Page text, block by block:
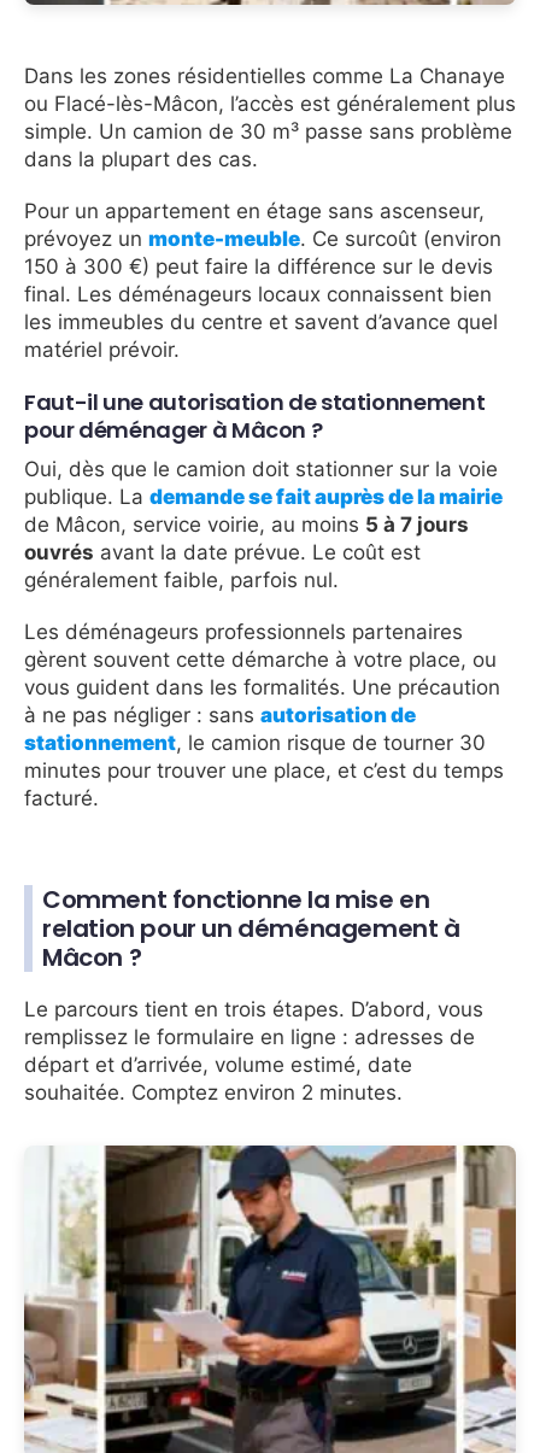
Dans les zones résidentielles comme La Chanaye
ou Flacé-lès-Mâcon, l’accès est généralement plus
simple. Un camion de 30 m³ passe sans problème
dans la plupart des cas.
Pour un appartement en étage sans ascenseur,
prévoyez un monte-meuble. Ce surcoût (environ
150 à 300 €) peut faire la différence sur le devis
final. Les déménageurs locaux connaissent bien
les immeubles du centre et savent d’avance quel
matériel prévoir.
Faut-il une autorisation de stationnement
pour déménager à Mâcon ?
Oui, dès que le camion doit stationner sur la voie
publique. La demande se fait auprès de la mairie
de Mâcon, service voirie, au moins 5 à 7 jours
ouvrés avant la date prévue. Le coût est
généralement faible, parfois nul.
Les déménageurs professionnels partenaires
gèrent souvent cette démarche à votre place, ou
vous guident dans les formalités. Une précaution
à ne pas négliger : sans autorisation de
stationnement, le camion risque de tourner 30
minutes pour trouver une place, et c’est du temps
facturé.
Comment fonctionne la mise en
relation pour un déménagement à
Mâcon ?
Le parcours tient en trois étapes. D’abord, vous
remplissez le formulaire en ligne : adresses de
départ et d’arrivée, volume estimé, date
souhaitée. Comptez environ 2 minutes.